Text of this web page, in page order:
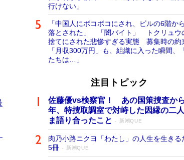
行けない」
「中国人にボコボコにされ、ビルの6階か
落とされた」 「闇バイト」 トクリュウ
捨てにされた悲惨すぎる実態 募集時の約
「月収300万円」も、組織に入った瞬間、
たちは…」
注目トピック
佐藤優vs検察官！ あの国策捜査か
年、特捜取調室で対峙した因縁の二
ま語り合ったこと
新潮QUE
肉乃小路ニクヨ「わたし」の人生を生きる
5冊
新潮QUE